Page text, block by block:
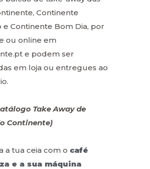
Continente
e Continente Bom Dia, por
ou online em
e podem ser
em loja ou entregues ao
Take Away de
Continente)
a tua ceia com o café
e a sua máquina